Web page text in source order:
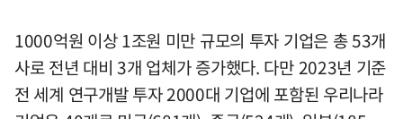
1000억원 이상 1조원 미만 규모의 투자 기업은 총 53개
사로 전년 대비 3개 업체가 증가했다. 다만 2023년 기준
전 세계 연구개발 투자 2000대 기업에 포함된 우리나라